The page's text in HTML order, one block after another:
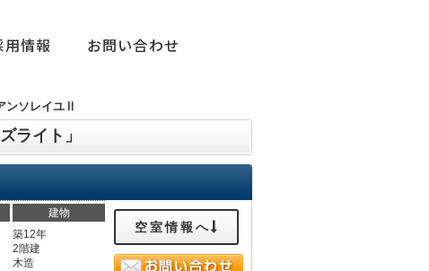
用情報 お問い合わせ
ンソレイユⅡ
ライト」
建物
築12年
2階建
木造
空室情報へ